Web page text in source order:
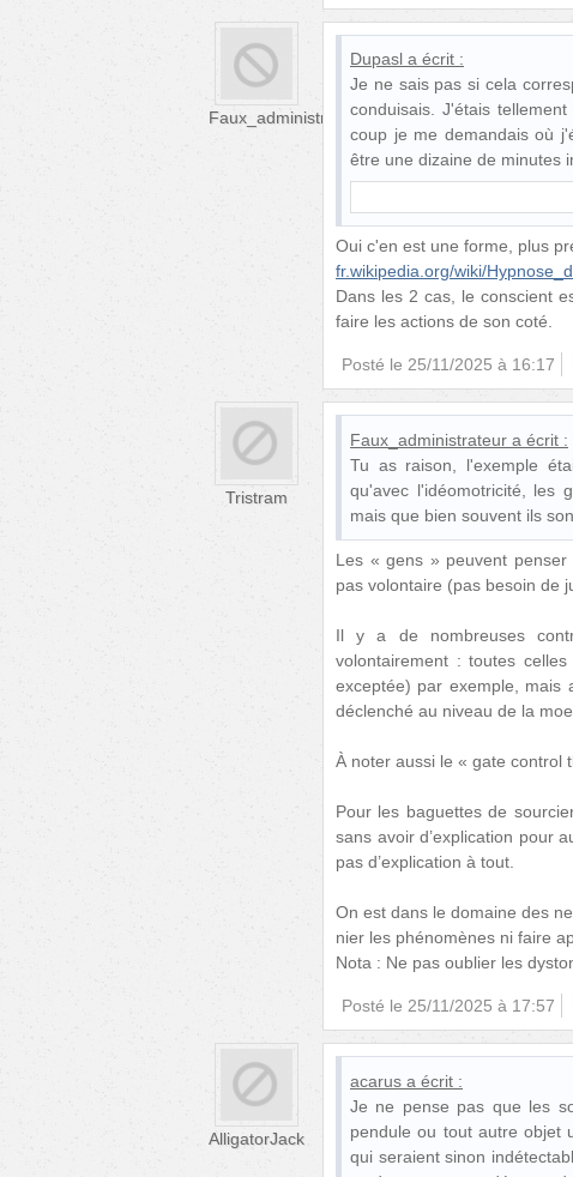
Faux_administrateur
Dupasl a écrit :
Je ne sais pas si cela
conduisais. J'étais
coup je me demandais où
être une dizaine de minutes
Oui c'en est une forme, plus
fr.wikipedia.org/wiki/
Dans les 2 cas, le conscient
faire les actions de son coté.
Posté le 25/11/2025 à 16:17
Tristram
Faux_administrateur a écrit :
Tu as raison, l'exemple
qu'avec l'idéomotricité, les
mais que bien souvent ils
Les « gens » peuvent penser
pas volontaire (pas besoin de
Il y a de nombreuses
volontairement : toutes
exceptée) par exemple, mais
déclenché au niveau de la
À noter aussi le « gate control
Pour les baguettes de
sans avoir d’explication pour
pas d’explication à tout.
On est dans le domaine des
nier les phénomènes ni faire
Nota : Ne pas oublier les
Posté le 25/11/2025 à 17:57
AlligatorJack
acarus a écrit :
Je ne pense pas que les
pendule ou tout autre objet
qui seraient sinon